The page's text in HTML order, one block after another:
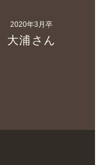
2020年3月卒
大浦さん